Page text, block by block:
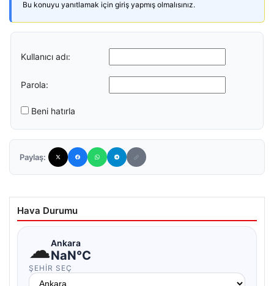
Bu konuyu yanıtlamak için giriş yapmış olmalısınız.
Kullanıcı adı:
Parola:
Beni hatırla
Paylaş:
Hava Durumu
☁Ankara
NaN°C
ŞEHIR SEÇ